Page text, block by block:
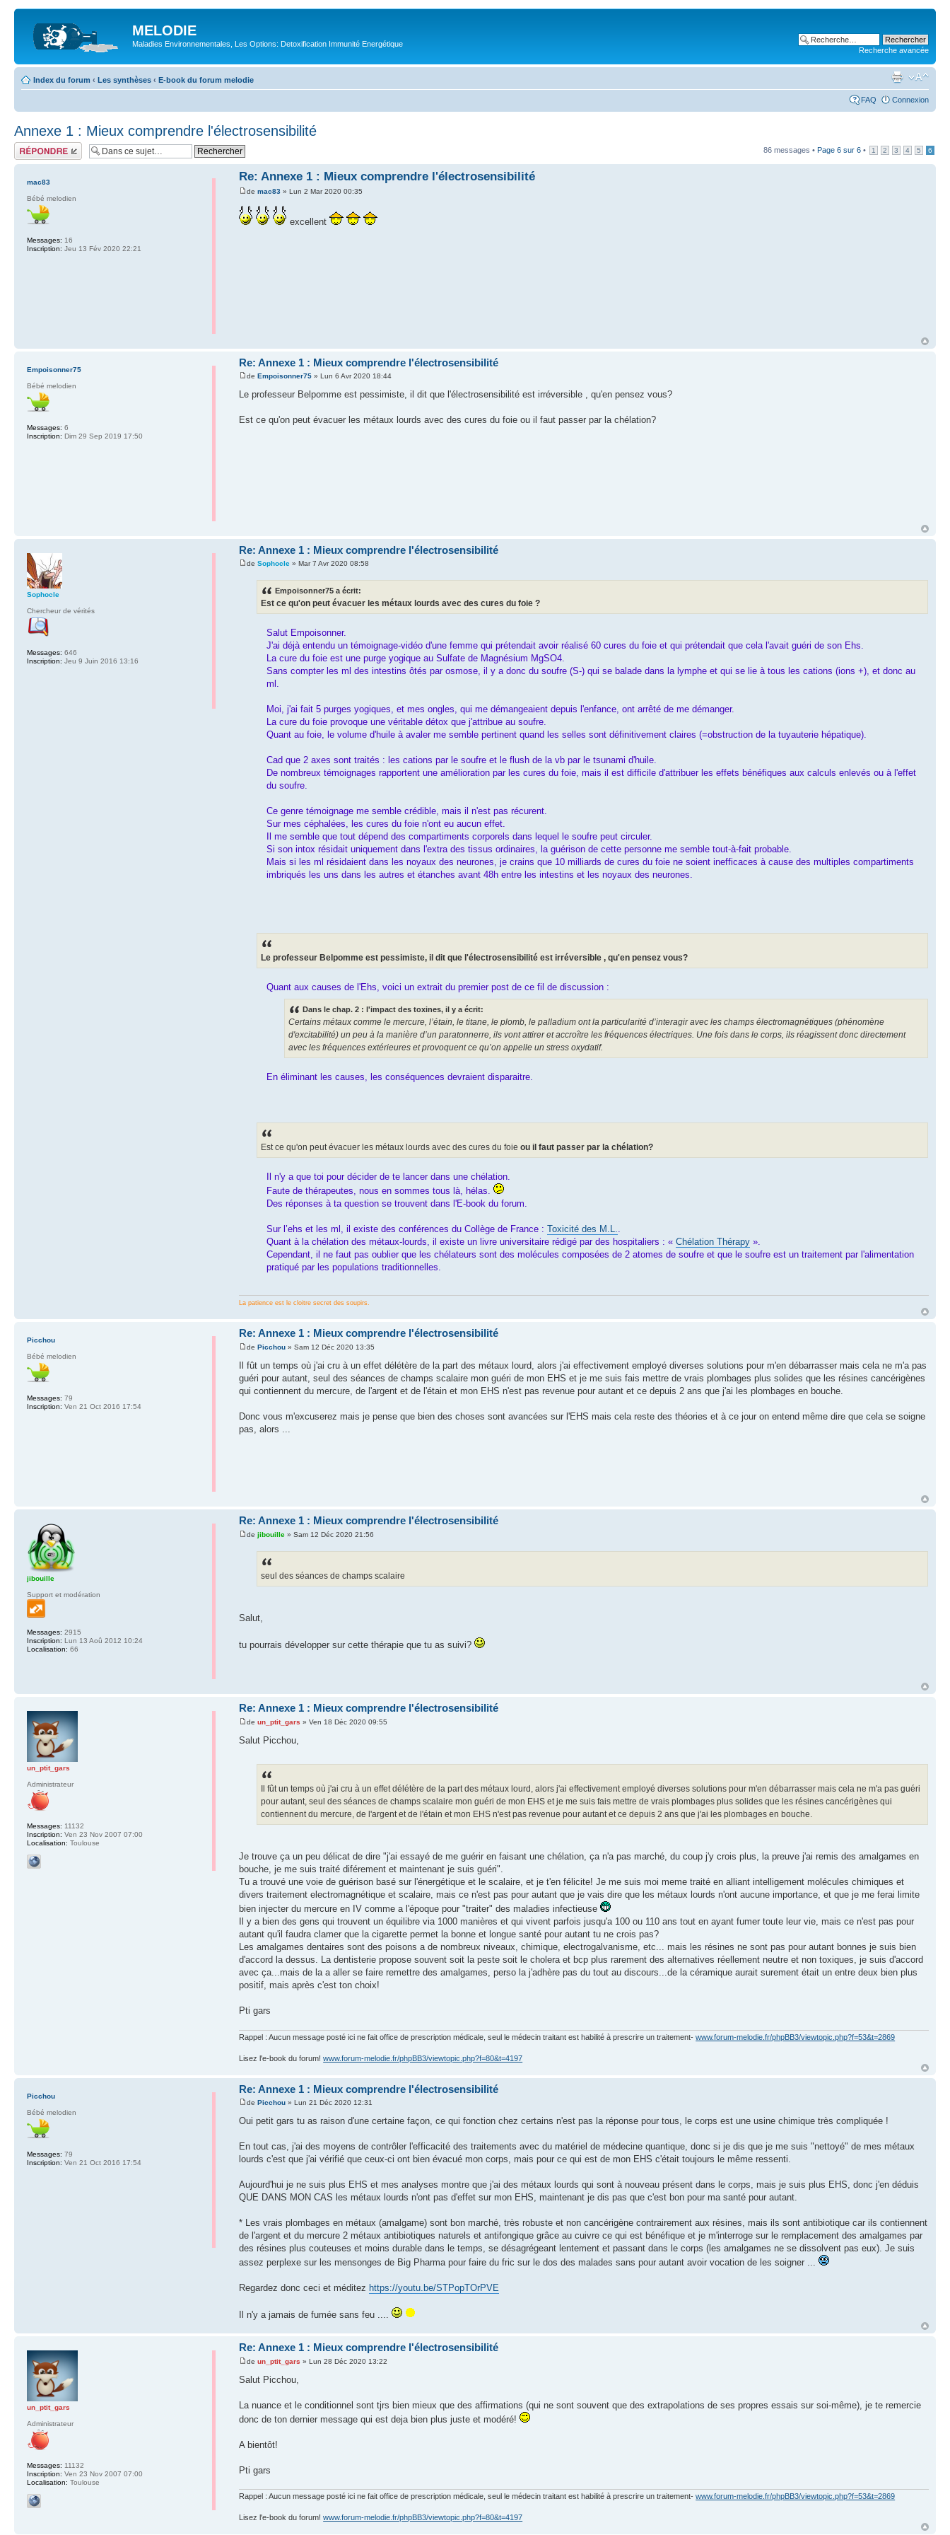
MELODIE
Maladies Environnementales, Les Options: Detoxification Immunité Energétique
Recherche avancée
Index du forum ‹ Les synthèses ‹ E-book du forum melodie
FAQ Connexion
Annexe 1 : Mieux comprendre l'électrosensibilité
Répondre 86 messages • Page 6 sur 6 • 1 2 3 4 5 6
Re: Annexe 1 : Mieux comprendre l'électrosensibilité
demac83 » Lun 2 Mar 2020 00:35
excellent
mac83
Bébé melodien
Messages: 16
Inscription: Jeu 13 Fév 2020 22:21
Re: Annexe 1 : Mieux comprendre l'électrosensibilité
deEmpoisonner75 » Lun 6 Avr 2020 18:44
Le professeur Belpomme est pessimiste, il dit que l'électrosensibilité est irréversible , qu'en pensez vous?
Est ce qu'on peut évacuer les métaux lourds avec des cures du foie ou il faut passer par la chélation?
Empoisonner75
Bébé melodien
Messages: 6
Inscription: Dim 29 Sep 2019 17:50
Re: Annexe 1 : Mieux comprendre l'électrosensibilité
deSophocle » Mar 7 Avr 2020 08:58
Empoisonner75 a écrit:
Est ce qu'on peut évacuer les métaux lourds avec des cures du foie ?
Salut Empoisonner.
J'ai déjà entendu un témoignage-vidéo d'une femme qui prétendait avoir réalisé 60 cures du foie et qui prétendait que cela l'avait guéri de son Ehs.
La cure du foie est une purge yogique au Sulfate de Magnésium MgSO4.
Sans compter les ml des intestins ôtés par osmose, il y a donc du soufre (S-) qui se balade dans la lymphe et qui se lie à tous les cations (ions +), et donc au
ml.
Moi, j'ai fait 5 purges yogiques, et mes ongles, qui me démangeaient depuis l'enfance, ont arrêté de me démanger.
La cure du foie provoque une véritable détox que j'attribue au soufre.
Quant au foie, le volume d'huile à avaler me semble pertinent quand les selles sont définitivement claires (=obstruction de la tuyauterie hépatique).
Cad que 2 axes sont traités : les cations par le soufre et le flush de la vb par le tsunami d'huile.
De nombreux témoignages rapportent une amélioration par les cures du foie, mais il est difficile d'attribuer les effets bénéfiques aux calculs enlevés ou à l'effet
du soufre.
Ce genre témoignage me semble crédible, mais il n'est pas récurent.
Sur mes céphalées, les cures du foie n'ont eu aucun effet.
Il me semble que tout dépend des compartiments corporels dans lequel le soufre peut circuler.
Si son intox résidait uniquement dans l'extra des tissus ordinaires, la guérison de cette personne me semble tout-à-fait probable.
Mais si les ml résidaient dans les noyaux des neurones, je crains que 10 milliards de cures du foie ne soient inefficaces à cause des multiples compartiments
imbriqués les uns dans les autres et étanches avant 48h entre les intestins et les noyaux des neurones.
Le professeur Belpomme est pessimiste, il dit que l'électrosensibilité est irréversible , qu'en pensez vous?
Quant aux causes de l'Ehs, voici un extrait du premier post de ce fil de discussion :
Dans le chap. 2 : l'impact des toxines, il y a écrit:
Certains métaux comme le mercure, l’étain, le titane, le plomb, le palladium ont la particularité d’interagir avec les champs électromagnétiques (phénomène
d'excitabilité) un peu à la manière d’un paratonnerre, ils vont attirer et accroître les fréquences électriques. Une fois dans le corps, ils réagissent donc directement
avec les fréquences extérieures et provoquent ce qu’on appelle un stress oxydatif.
En éliminant les causes, les conséquences devraient disparaitre.
Est ce qu'on peut évacuer les métaux lourds avec des cures du foieou il faut passer par la chélation?
Il n'y a que toi pour décider de te lancer dans une chélation.
Faute de thérapeutes, nous en sommes tous là, hélas.
Des réponses à ta question se trouvent dans l'E-book du forum.
Sur l’ehs et les ml, il existe des conférences du Collège de France :Toxicité des M.L.
Quant à la chélation des métaux-lourds, il existe un livre universitaire rédigé par des hospitaliers : «Chélation Thérapy ».
Cependant, il ne faut pas oublier que les chélateurs sont des molécules composées de 2 atomes de soufre et que le soufre est un traitement par l'alimentation
pratiqué par les populations traditionnelles.
La patience est le cloitre secret des soupirs.
Sophocle
Chercheur de vérités
Messages: 646
Inscription: Jeu 9 Juin 2016 13:16
Re: Annexe 1 : Mieux comprendre l'électrosensibilité
dePicchou » Sam 12 Déc 2020 13:35
Il fût un temps où j'ai cru à un effet délétère de la part des métaux lourd, alors j'ai effectivement employé diverses solutions pour m'en débarrasser mais cela ne m'a pas
guéri pour autant, seul des séances de champs scalaire mon guéri de mon EHS et je me suis fais mettre de vrais plombages plus solides que les résines cancérigènes
qui contiennent du mercure, de l'argent et de l'étain et mon EHS n'est pas revenue pour autant et ce depuis 2 ans que j'ai les plombages en bouche.
Donc vous m'excuserez mais je pense que bien des choses sont avancées sur l'EHS mais cela reste des théories et à ce jour on entend même dire que cela se soigne
pas, alors ...
Picchou
Bébé melodien
Messages: 79
Inscription: Ven 21 Oct 2016 17:54
Re: Annexe 1 : Mieux comprendre l'électrosensibilité
dejibouille » Sam 12 Déc 2020 21:56
seul des séances de champs scalaire
Salut,
tu pourrais développer sur cette thérapie que tu as suivi?
jibouille
Support et modération
Messages: 2915
Inscription: Lun 13 Aoû 2012 10:24
Localisation: 66
Re: Annexe 1 : Mieux comprendre l'électrosensibilité
deun_ptit_gars » Ven 18 Déc 2020 09:55
Salut Picchou,
Il fût un temps où j'ai cru à un effet délétère de la part des métaux lourd, alors j'ai effectivement employé diverses solutions pour m'en débarrasser mais cela ne m'a pas guéri
pour autant, seul des séances de champs scalaire mon guéri de mon EHS et je me suis fais mettre de vrais plombages plus solides que les résines cancérigènes qui
contiennent du mercure, de l'argent et de l'étain et mon EHS n'est pas revenue pour autant et ce depuis 2 ans que j'ai les plombages en bouche.
Je trouve ça un peu délicat de dire "j'ai essayé de me guérir en faisant une chélation, ça n'a pas marché, du coup j'y crois plus, la preuve j'ai remis des amalgames en
bouche, je me suis traité diférement et maintenant je suis guéri".
Tu a trouvé une voie de guérison basé sur l'énergétique et le scalaire, et je t'en félicite! Je me suis moi meme traité en alliant intelligement molécules chimiques et
divers traitement electromagnétique et scalaire, mais ce n'est pas pour autant que je vais dire que les métaux lourds n'ont aucune importance, et que je me ferai limite
bien injecter du mercure en IV comme a l'époque pour "traiter" des maladies infectieuse
Il y a bien des gens qui trouvent un équilibre via 1000 manières et qui vivent parfois jusqu'a 100 ou 110 ans tout en ayant fumer toute leur vie, mais ce n'est pas pour
autant qu'il faudra clamer que la cigarette permet la bonne et longue santé pour autant tu ne crois pas?
Les amalgames dentaires sont des poisons a de nombreux niveaux, chimique, electrogalvanisme, etc... mais les résines ne sont pas pour autant bonnes je suis bien
d'accord la dessus. La dentisterie propose souvent soit la peste soit le cholera et bcp plus rarement des alternatives réellement neutre et non toxiques, je suis d'accord
avec ça...mais de la a aller se faire remettre des amalgames, perso la j'adhère pas du tout au discours...de la céramique aurait surement était un entre deux bien plus
positif, mais après c'est ton choix!
Pti gars
Rappel : Aucun message posté ici ne fait office de prescription médicale, seul le médecin traitant est habilité à prescrire un traitement-www.forum-melodie.fr/phpBB3/viewtopic.php?f=53&t=2869
Lisez l'e-book du forum!www.forum-melodie.fr/phpBB3/viewtopic.php?f=80&t=4197
un_ptit_gars
Administrateur
Messages: 11132
Inscription: Ven 23 Nov 2007 07:00
Localisation: Toulouse
Re: Annexe 1 : Mieux comprendre l'électrosensibilité
dePicchou » Lun 21 Déc 2020 12:31
Oui petit gars tu as raison d'une certaine façon, ce qui fonction chez certains n'est pas la réponse pour tous, le corps est une usine chimique très compliquée !
En tout cas, j'ai des moyens de contrôler l'efficacité des traitements avec du matériel de médecine quantique, donc si je dis que je me suis "nettoyé" de mes métaux
lourds c'est que j'ai vérifié que ceux-ci ont bien évacué mon corps, mais pour ce qui est de mon EHS c'était toujours le même ressenti.
Aujourd'hui je ne suis plus EHS et mes analyses montre que j'ai des métaux lourds qui sont à nouveau présent dans le corps, mais je suis plus EHS, donc j'en déduis
QUE DANS MON CAS les métaux lourds n'ont pas d'effet sur mon EHS, maintenant je dis pas que c'est bon pour ma santé pour autant.
* Les vrais plombages en métaux (amalgame) sont bon marché, très robuste et non cancérigène contrairement aux résines, mais ils sont antibiotique car ils contiennent
de l'argent et du mercure 2 métaux antibiotiques naturels et antifongique grâce au cuivre ce qui est bénéfique et je m'interroge sur le remplacement des amalgames par
des résines plus couteuses et moins durable dans le temps, se désagrégeant lentement et passant dans le corps (les amalgames ne se dissolvent pas eux). Je suis
assez perplexe sur les mensonges de Big Pharma pour faire du fric sur le dos des malades sans pour autant avoir vocation de les soigner ...
Regardez donc ceci et méditez https://youtu.be/STPopTOrPVE
Il n'y a jamais de fumée sans feu ....
Picchou
Bébé melodien
Messages: 79
Inscription: Ven 21 Oct 2016 17:54
Re: Annexe 1 : Mieux comprendre l'électrosensibilité
deun_ptit_gars » Lun 28 Déc 2020 13:22
Salut Picchou,
La nuance et le conditionnel sont tjrs bien mieux que des affirmations (qui ne sont souvent que des extrapolations de ses propres essais sur soi-même), je te remercie
donc de ton dernier message qui est deja bien plus juste et modéré!
A bientôt!
Pti gars
Rappel : Aucun message posté ici ne fait office de prescription médicale, seul le médecin traitant est habilité à prescrire un traitement-www.forum-melodie.fr/phpBB3/viewtopic.php?f=53&t=2869
Lisez l'e-book du forum!www.forum-melodie.fr/phpBB3/viewtopic.php?f=80&t=4197
un_ptit_gars
Administrateur
Messages: 11132
Inscription: Ven 23 Nov 2007 07:00
Localisation: Toulouse